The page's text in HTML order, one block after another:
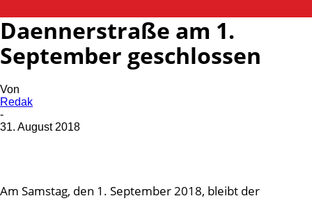
Daennerstraße am 1.
September geschlossen
Von
Redak
-
31. August 2018
Am Samstag, den 1. September 2018, bleibt der